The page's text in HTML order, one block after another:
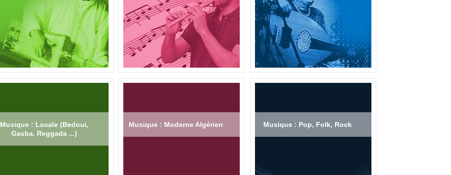
Musique : Locale (Bedoui,
Gasba, Reggada ...)
Musique : Moderne Algérien Musique : Pop, Folk, Rock